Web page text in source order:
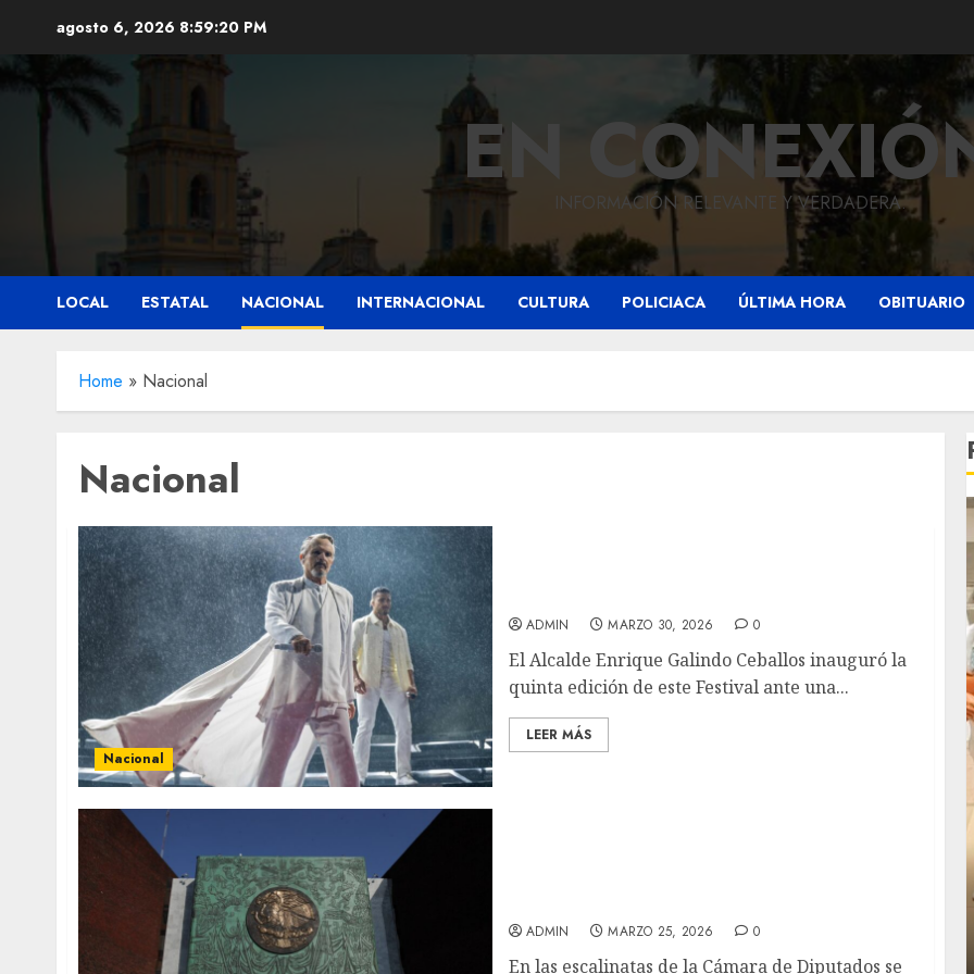
contenido
agosto 6, 2026 8:59:21 PM
ENINFORMACIÓN RELEVANTE Y VERDADERA.
LOCAL ESTATAL NACIONAL INTERNACIONAL CULTURA POLICIACA ÚLTIMA HORA OBITUARIO
Home » Nacional
Nacional
Nacional
ADMIN MARZO 30, 2026 0
El Alcalde Enrique Galindo Ceballos inauguró la
quinta edición de este Festival ante una...
LEER MÁS
ADMIN MARZO 25, 2026 0
En las escalinatas de la Cámara de Diputados se
Obra de pavimentación de San Marcial será
mejorada. Interviene CASF
ADMIN JULIO 27, 2026 0
de la cronista Minerva Salas.
ADMIN JULIO 31, 2026 0